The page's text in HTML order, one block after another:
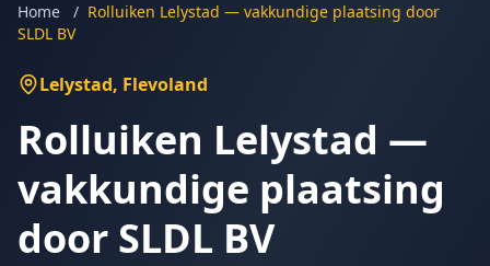
Home / Rolluiken Lelystad — vakkundige plaatsing door
SLDL BV
Lelystad, Flevoland
Rolluiken Lelystad —
vakkundige plaatsing
door SLDL BV